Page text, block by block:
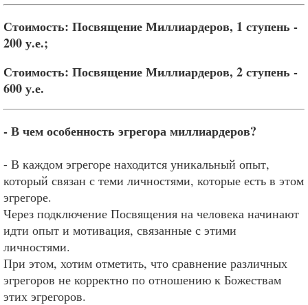
Стоимость: Посвящение Миллиардеров, 1 ступень -
200 у.е.;
Стоимость: Посвящение Миллиардеров, 2 ступень -
600 у.е.
- В чем особенность эгрегора миллиардеров?
- В каждом эгрегоре находится уникальный опыт,
который связан с теми личностями, которые есть в этом
эгрегоре.
Через подключение Посвящения на человека начинают
идти опыт и мотивация, связанные с этими
личностями.
При этом, хотим отметить, что сравнение различных
эгрегоров не корректно по отношению к Божествам
этих эгрегоров.